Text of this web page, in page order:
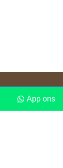
App ons